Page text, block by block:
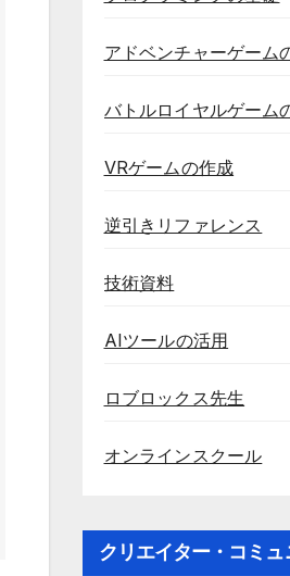
アドベンチャーゲーム
バトルロイヤルゲーム
VRゲームの作成
逆引きリファレンス
技術資料
AIツールの活用
ロブロックス先生
オンラインスクール
クリエイター・コミ